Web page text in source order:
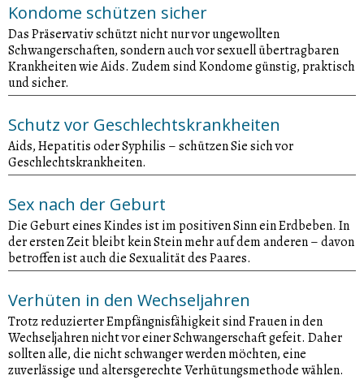
Kondome schützen sicher
Das Präservativ schützt nicht nur vor ungewollten
Schwangerschaften, sondern auch vor sexuell übertragbaren
Krankheiten wie Aids. Zudem sind Kondome günstig, praktisch
und sicher.
Schutz vor Geschlechtskrankheiten
Aids, Hepatitis oder Syphilis – schützen Sie sich vor
Geschlechtskrankheiten.
Sex nach der Geburt
Die Geburt eines Kindes ist im positiven Sinn ein Erdbeben. In
der ersten Zeit bleibt kein Stein mehr auf dem anderen – davon
betroffen ist auch die Sexualität des Paares.
Verhüten in den Wechseljahren
Trotz reduzierter Empfängnisfähigkeit sind Frauen in den
Wechseljahren nicht vor einer Schwangerschaft gefeit. Daher
sollten alle, die nicht schwanger werden möchten, eine
zuverlässige und altersgerechte Verhütungsmethode wählen.